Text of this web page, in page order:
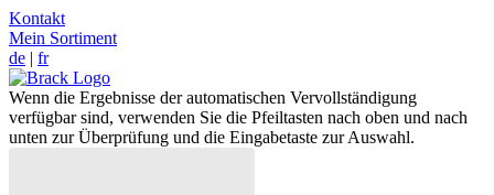
Kontakt
Mein Sortiment
de | fr
Wenn die Ergebnisse der automatischen Vervollständigung
verfügbar sind, verwenden Sie die Pfeiltasten nach oben und nach
unten zur Überprüfung und die Eingabetaste zur Auswahl.